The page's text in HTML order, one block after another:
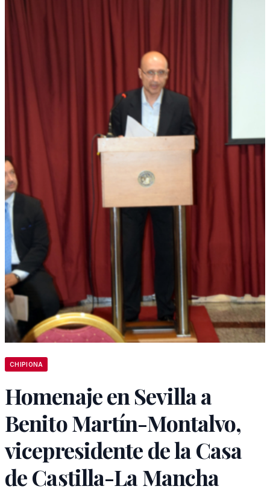
CHIPIONA
Homenaje en Sevilla a
Benito Martín-Montalvo,
vicepresidente de la Casa
de Castilla-La Mancha